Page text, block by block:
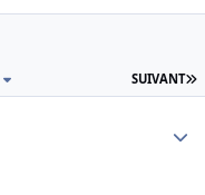
SUIVANT